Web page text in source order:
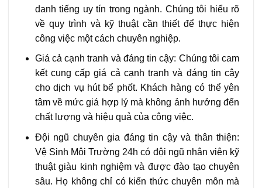
danh tiếng uy tín trong ngành. Chúng tôi hiểu rõ
về quy trình và kỹ thuật cần thiết để thực hiện
công việc một cách chuyên nghiệp.
Giá cả cạnh tranh và đáng tin cậy: Chúng tôi cam
kết cung cấp giá cả cạnh tranh và đáng tin cậy
cho dịch vụ hút bể phốt. Khách hàng có thể yên
tâm về mức giá hợp lý mà không ảnh hưởng đến
chất lượng và hiệu quả của công việc.
Đội ngũ chuyên gia đáng tin cậy và thân thiện:
Vệ Sinh Môi Trường 24h có đội ngũ nhân viên kỹ
thuật giàu kinh nghiệm và được đào tạo chuyên
sâu. Họ không chỉ có kiến thức chuyên môn mà